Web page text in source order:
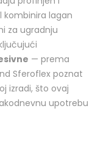
kombinira lagan
za ugradnju
— prema
Sferoflex poznat
izradi, što ovaj
upotrebu